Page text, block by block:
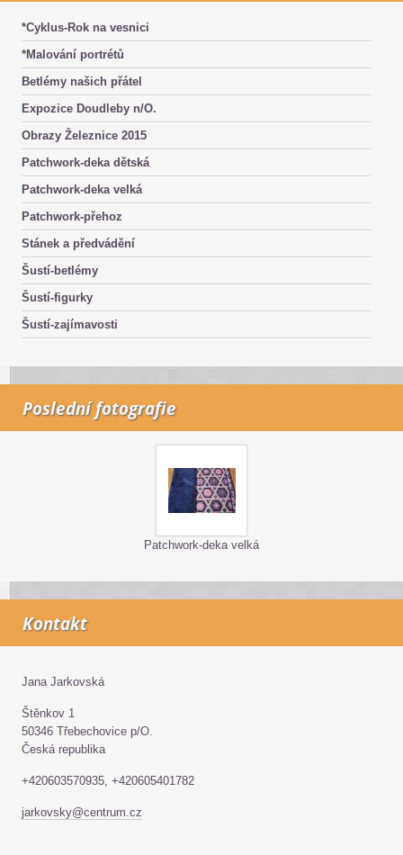
*Cyklus-Rok na vesnici
*Malování portrétů
Betlémy našich přátel
Expozice Doudleby n/O.
Obrazy Železnice 2015
Patchwork-deka dětská
Patchwork-deka velká
Patchwork-přehoz
Stánek a předvádění
Šustí-betlémy
Šustí-figurky
Šustí-zajímavosti
Poslední fotografie
Patchwork-deka velká
Kontakt
Jana Jarkovská
Štěnkov 1
50346 Třebechovice p/O.
Česká republika
+420603570935, +420605401782
jarkovsky@centrum.cz